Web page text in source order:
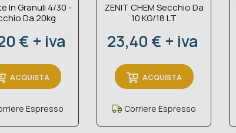
In Granuli 4/30 -
Da 20kg
€ + iva
ACQUISTA
Espresso
ZENIT CHEM Secchio Da
10 KG/18 LT
Prezzo
23,40 € + iva
ACQUISTA
Corriere Espresso